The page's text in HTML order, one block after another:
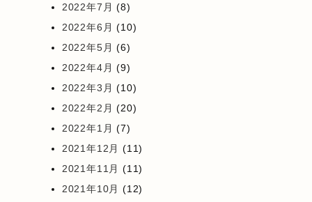
2022年7月 (8)
2022年6月 (10)
2022年5月 (6)
2022年4月 (9)
2022年3月 (10)
2022年2月 (20)
2022年1月 (7)
2021年12月 (11)
2021年11月 (11)
2021年10月 (12)